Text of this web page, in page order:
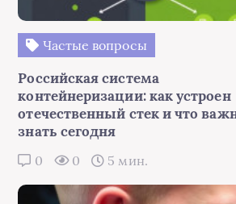
Частые вопросы
Российская система
контейнеризации: как устроен
отечественный стек и что
знать сегодня
0 0 5 мин.